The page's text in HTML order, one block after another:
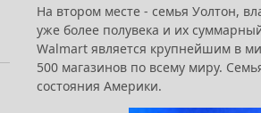
На втором месте - семья Уолтон,
уже более полувека и их
Walmart является крупнейшим в
500 магазинов по всему миру.
состояния Америки.